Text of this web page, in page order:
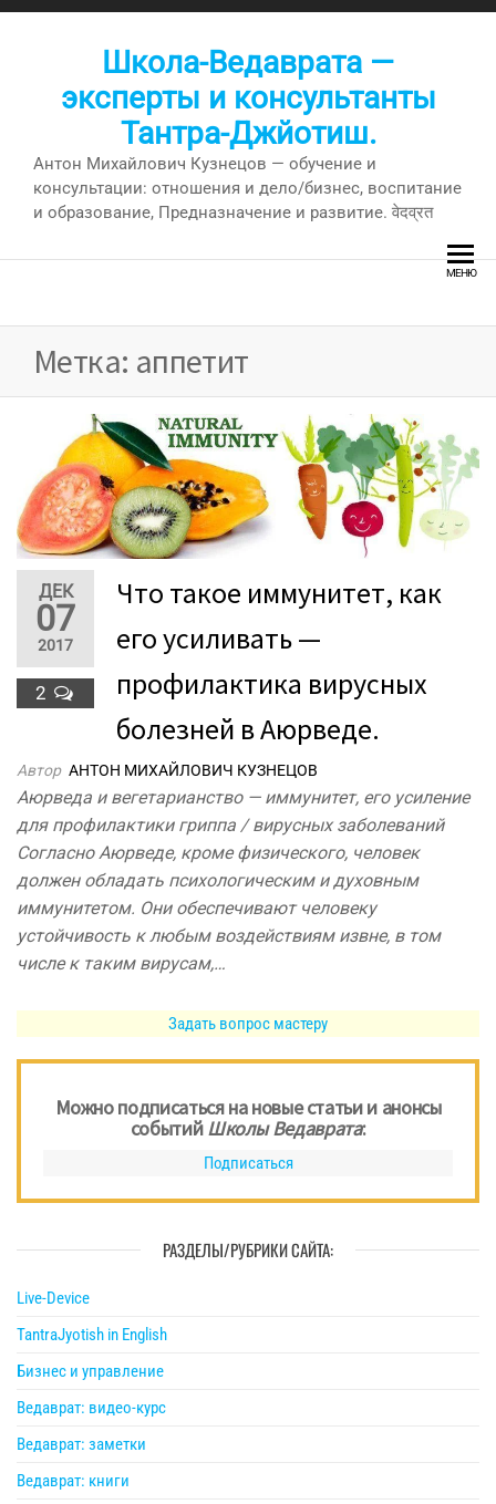
Перейти
Школа-Ведаврата —
эксперты и консультанты
Тантра-Джйотиш.
Антон Михайлович Кузнецов — обучение и
консультации: отношения и дело/бизнес, воспитание
и образование, Предназначение и развитие. वेदव्रत
МЕНЮ
Метка: аппетит
ДЕК
07
2017
2
Что такое иммунитет, как
его усиливать —
профилактика вирусных
болезней в Аюрведе.
Автор АНТОН МИХАЙЛОВИЧ КУЗНЕЦОВ
Аюрведа и вегетарианство — иммунитет, его усиление
для профилактики гриппа / вирусных заболеваний
Согласно Аюрведе, кроме физического, человек
должен обладать психологическим и духовным
иммунитетом. Они обеспечивают человеку
устойчивость к любым воздействиям извне, в том
числе к таким вирусам,…
Задать вопрос мастеру
Можно подписаться на новые статьи и анонсы
событийШколы Ведаврата:
Подписаться
РАЗДЕЛЫ/РУБРИКИ САЙТА:
Live-Device
TantraJyotish in English
Бизнес и управление
Ведаврат: видео-курс
Ведаврат: заметки
Ведаврат: книги